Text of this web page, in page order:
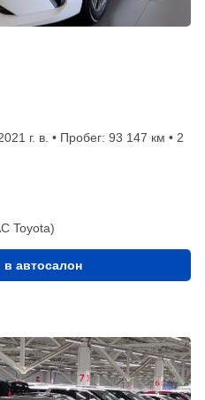
г. в. • Пробег: 93 147 км • 2
Toyota)
в автосалон